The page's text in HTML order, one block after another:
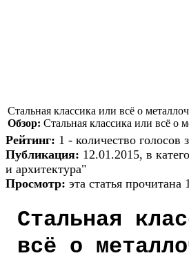
Стальная классика или всё о
Обзор: Стальная классика или всё о
Рейтинг: 1 - количество голосов
Публикация: 12.01.2015, в
и архитектура"
Просмотр: эта статья прочитана
Стальная
всё о